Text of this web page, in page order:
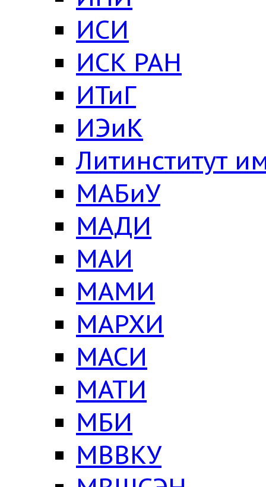
ИСИ
ИСК РАН
ИТиГ
ИЭиК
Литинститут
МАБиУ
МАДИ
МАИ
МАМИ
МАРХИ
МАСИ
МАТИ
МБИ
МВВКУ